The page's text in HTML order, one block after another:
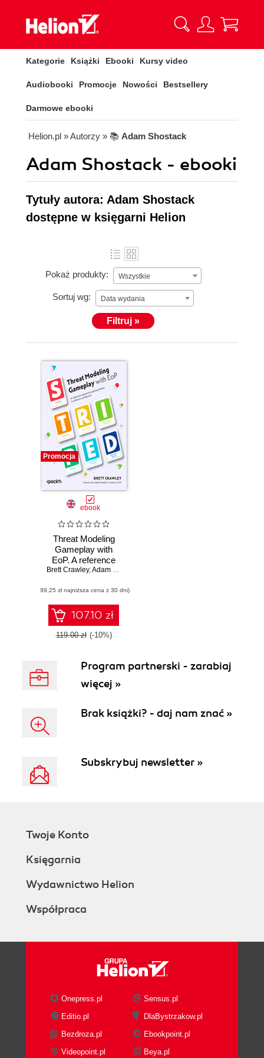
Kategorie Książki Ebooki Kursy video
Audiobooki Promocje Nowości Bestsellery
Darmowe ebooki
Helion.pl » Autorzy » 📚 Adam Shostack
Adam Shostack - ebooki
Tytuły autora: Adam Shostack
dostępne w księgarni Helion
Pokaż produkty: Wszystkie
Sortuj wg: Data wydania
Filtruj »
Promocja
ebook
Threat Modeling
Gameplay with
EoP. A reference
manual for spotting
architecture
Brett Crawley,Adam Shostack
(89,25 zł najniższa cena z 30 dni)
107.10 zł
119.00 zł (-10%)
Program partnerski - zarabiaj
więcej »
Brak książki? - daj nam znać »
Subskrybuj newsletter »
Twoje Konto
Księgarnia
Wydawnictwo Helion
Współpraca
Onepress.pl
Sensus.pl
Editio.pl
DlaBystrzakow.pl
Bezdroza.pl
Ebookpoint.pl
Videopoint.pl
Beya.pl